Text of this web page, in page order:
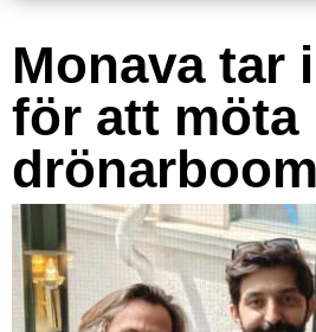
Monava tar
för att möta